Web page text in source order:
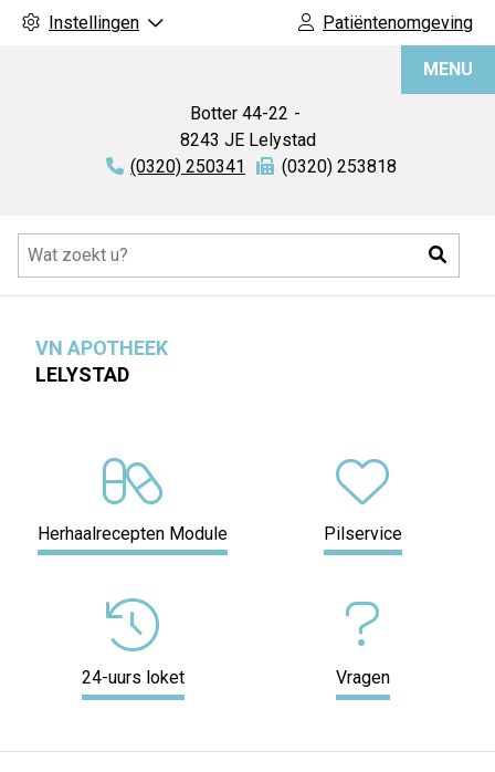
Instellingen Patiëntenomgeving
Botter 44-22
8243 JE Lelystad
Tel:
(0320) 250341 Fax:
(0320) 253818
MENU
VN APOTHEEK
LELYSTAD
Herhaalrecepten Module Pilservice
24-uurs loket Vragen